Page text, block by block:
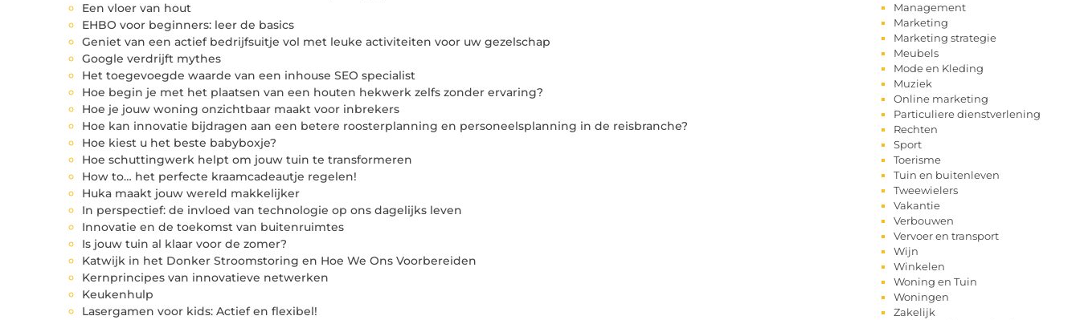
Een vloer van hout
EHBO voor beginners: leer de basics
Geniet van een actief bedrijfsuitje vol met leuke activiteiten voor uw gezelschap
Google verdrijft mythes
Het toegevoegde waarde van een inhouse SEO specialist
Hoe begin je met het plaatsen van een houten hekwerk zelfs zonder ervaring?
Hoe je jouw woning onzichtbaar maakt voor inbrekers
Hoe kan innovatie bijdragen aan een betere roosterplanning en personeelsplanning in de reisbranche?
Hoe kiest u het beste babyboxje?
Hoe schuttingwerk helpt om jouw tuin te transformeren
How to… het perfecte kraamcadeautje regelen!
Huka maakt jouw wereld makkelijker
In perspectief: de invloed van technologie op ons dagelijks leven
Innovatie en de toekomst van buitenruimtes
Is jouw tuin al klaar voor de zomer?
Katwijk in het Donker Stroomstoring en Hoe We Ons Voorbereiden
Kernprincipes van innovatieve netwerken
Keukenhulp
Lasergamen voor kids: Actief en flexibel!
Management
Marketing
Marketing strategie
Meubels
Mode en Kleding
Muziek
Online marketing
Particuliere dienstverlening
Rechten
Sport
Toerisme
Tuin en buitenleven
Tweewielers
Vakantie
Verbouwen
Vervoer en transport
Wijn
Winkelen
Woning en Tuin
Woningen
Zakelijk